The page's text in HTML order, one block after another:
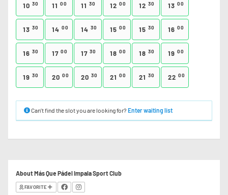
10 30 11 00 11 30 12 00 12 30 13 00
13 30 14 00 14 30 15 00 15 30 16 00
16 30 17 00 17 30 18 00 18 30 19 00
19 30 20 00 20 30 21 00 21 30 22 00
Can’t find the slot you are looking for? Enter waiting list
About Más Que Pádel Impala Sport Club
FAVORITE